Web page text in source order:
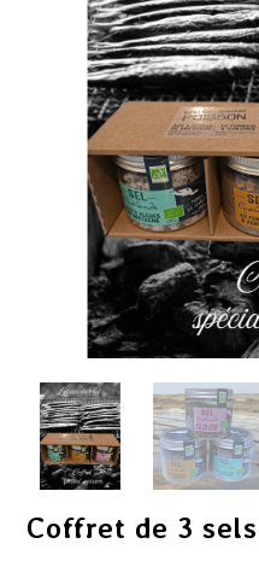
Coffret de 3